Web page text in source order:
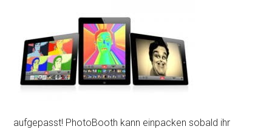
aufgepasst! PhotoBooth kann einpacken sobald ihr